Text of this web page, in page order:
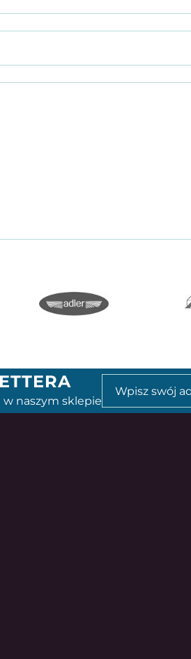
naszym sklepie